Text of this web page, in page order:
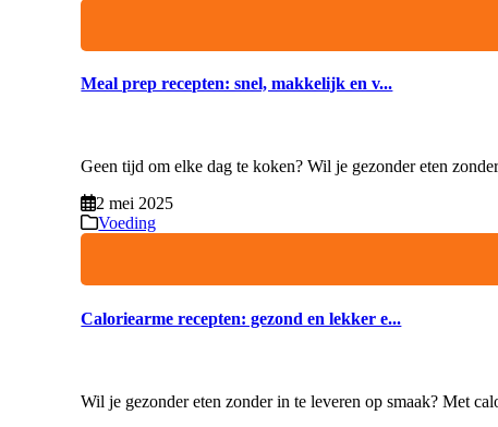
Meal prep recepten: snel, makkelijk en v...
Geen tijd om elke dag te koken? Wil je gezonder eten
2 mei 2025
Voeding
Caloriearme recepten: gezond en lekker e...
Wil je gezonder eten zonder in te leveren op smaak? Met